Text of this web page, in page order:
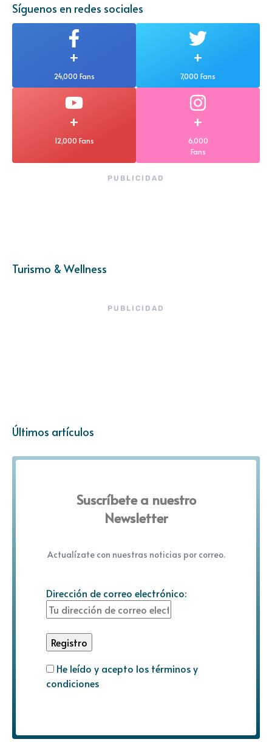
Síguenos en redes sociales
+
24,000 Fans
+
7,000 Fans
+
12,000 Fans
+
6,000
Fans
PUBLICIDAD
Turismo & Wellness
PUBLICIDAD
Últimos artículos
Suscríbete a nuestro
Newsletter
Actualízate con nuestras noticias por correo.
Dirección de correo electrónico:
He leído y acepto los términos y
condiciones